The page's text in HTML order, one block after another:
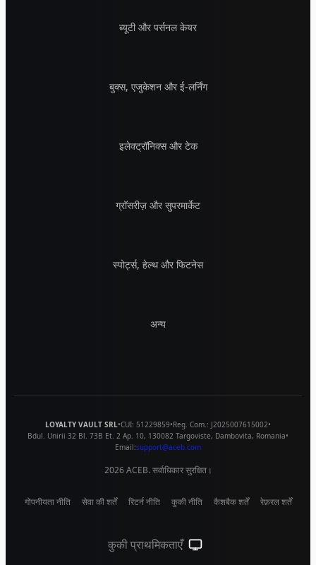
ब्यूटी और पर्सनल केयर
बुक्स, एजुकेशन और ई-लर्निंग
इलेक्ट्रॉनिक्स और टेक
ग्रॉसरीज़ और सुपरमार्केट
स्पोर्ट्स, हेल्थ और फिटनेस
अन्य
LOYALTY VAULT SRL•CUI: 51229859•Reg. Com.: J2025007615002•
Bdul. Unirii 32 Bl. 73B Et. 2 Ap. 10, 130082 Targoviste, Dambovita, Romania•
Email:support@aceb.com
2026 ACEB. सर्वाधिकार सुरक्षित।
गोपनीयता नीति सेवा की शर्तें रिटर्न नीति कुकी नीति कैशबैक शर्तें रेफ़रल शर्तें
कुकी प्राथमिकताएँ सिस्टम थीम (लाइट के लिए क्लिक